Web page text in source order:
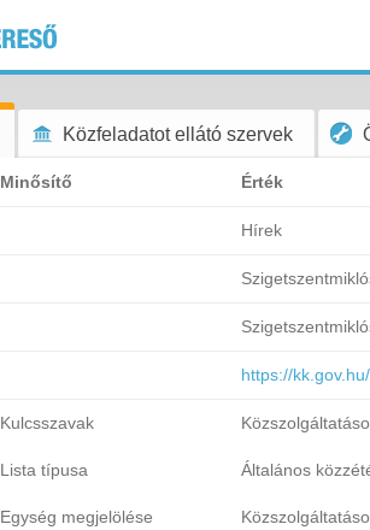
Közfeladatot ellátó szervek
Minősítő Érték
Hírek
https://
Kulcsszavak
Lista típusa Általános
Egység megjelölése